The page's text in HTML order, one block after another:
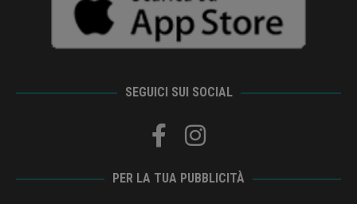
SEGUICI SUI SOCIAL
PER LA TUA PUBBLICITÀ